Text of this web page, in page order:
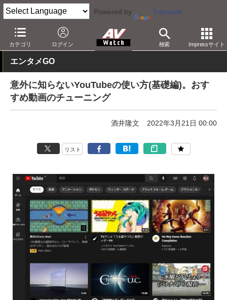
Powered by Translate
カテゴリ ログイン 検索 Impressサイト
AV Watch コンテンツ・サービス 映像配信 YouTube
エンタメGO
意外に知らないYouTubeの使い方(基礎編)。おす
すめ動画のチューニング
酒井隆文 2022年3月21日 00:00
リスト